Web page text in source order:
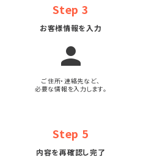
Step 3
お客様情報を入力
person
ご住所・連絡先など、
必要な情報を入力します。
Step 5
内容を再確認し完了